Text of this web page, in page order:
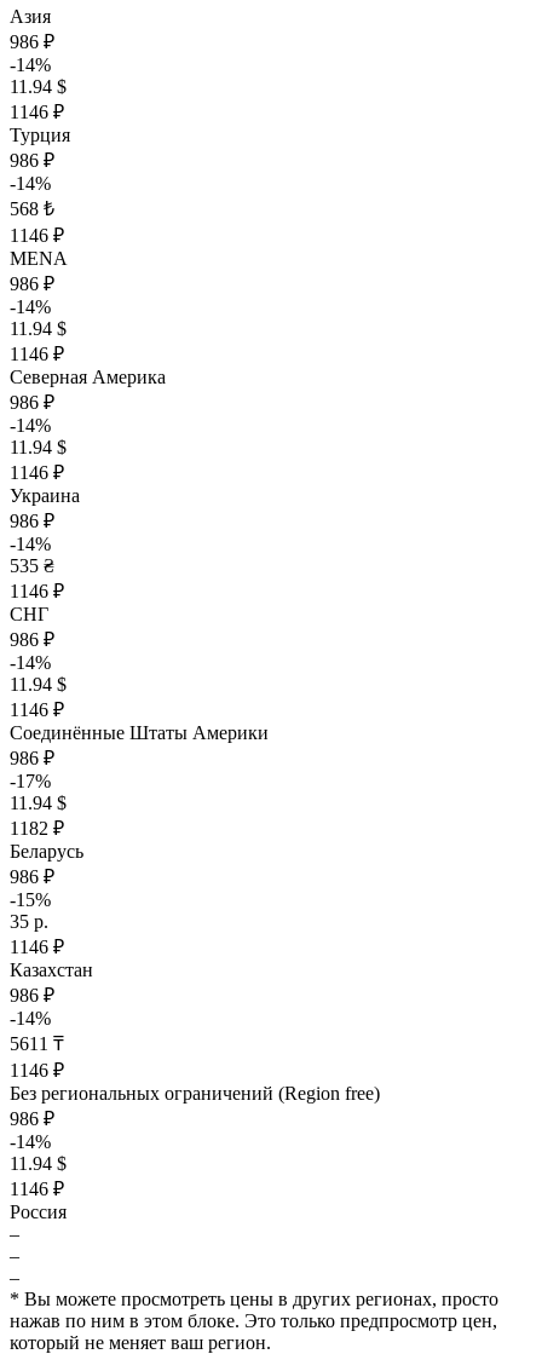
Азия
986 ₽
-14%
11.94 $
1146 ₽
Турция
986 ₽
-14%
568 ₺
1146 ₽
MENA
986 ₽
-14%
11.94 $
1146 ₽
Северная Америка
986 ₽
-14%
11.94 $
1146 ₽
Украина
986 ₽
-14%
535 ₴
1146 ₽
СНГ
986 ₽
-14%
11.94 $
1146 ₽
Соединённые Штаты Америки
986 ₽
-17%
11.94 $
1182 ₽
Беларусь
986 ₽
-15%
35 р.
1146 ₽
Казахстан
986 ₽
-14%
5611 ₸
1146 ₽
Без региональных ограничений (Region free)
986 ₽
-14%
11.94 $
1146 ₽
Россия
–
–
–
* Вы можете просмотреть цены в других регионах, просто
нажав по ним в этом блоке. Это только предпросмотр цен,
который не меняет ваш регион.